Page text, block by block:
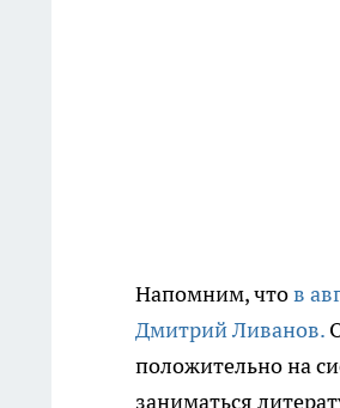
Напомним, чтов
Дмитрий Ливанов.
положительно на
заниматься